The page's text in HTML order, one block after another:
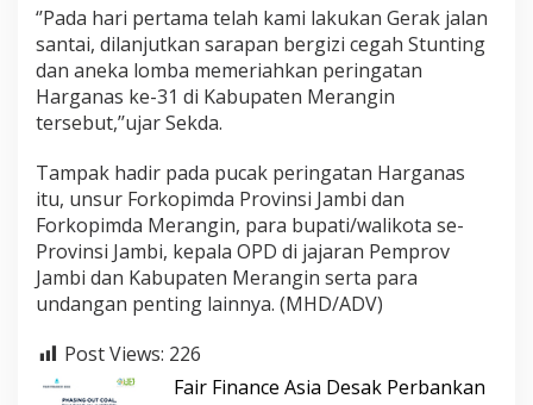
‘’Pada hari pertama telah kami lakukan Gerak jalan
santai, dilanjutkan sarapan bergizi cegah Stunting
dan aneka lomba memeriahkan peringatan
Harganas ke-31 di Kabupaten Merangin
tersebut,’’ujar Sekda.
Tampak hadir pada pucak peringatan Harganas
itu, unsur Forkopimda Provinsi Jambi dan
Forkopimda Merangin, para bupati/walikota se-
Provinsi Jambi, kepala OPD di jajaran Pemprov
Jambi dan Kabupaten Merangin serta para
undangan penting lainnya. (MHD/ADV)
Post Views: 226
Fair Finance Asia Desak Perbankan